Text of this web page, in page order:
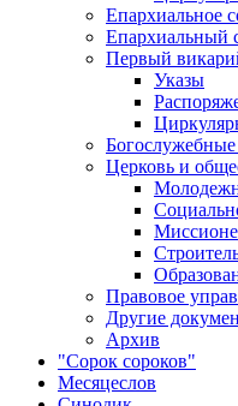
Епархиальное
Епархиальный
Первый
Указы
Богослужебные
Церковь и
Правовое
Другие
Архив
"Сорок сороков"
Месяцеслов